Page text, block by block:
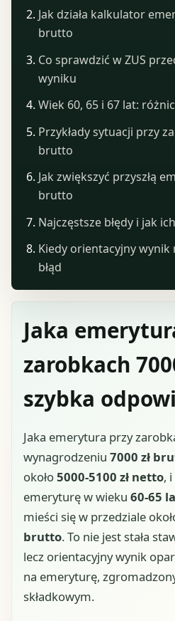
Jaka
zarobkach
szybka
Jaka emerytura przy
wynagrodzeniu 7000 zł
około5000-5100 zł netto,
emeryturę w wieku 60-65
mieści się w przedziale
brutto. To nie jest stała
lecz orientacyjny wynik
na emeryturę,
składkowym.
Jak działa kalkulator
brutto
Co sprawdzić w ZUS
wyniku
Wiek 60, 65 i 67 lat:
Przykłady sytuacji przy
brutto
Jak zwiększyć przyszłą
brutto
Najczęstsze błędy i jak
Kiedy orientacyjny
błąd